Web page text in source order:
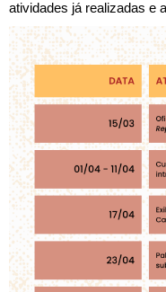
atividades já realizadas e